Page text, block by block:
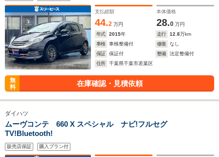
支払総額
44.2 万円
本体価格
28.0 万円
年式
2015年 走行 12.8万km
車検
車検整備付 修復
なし
保証
保証付 整備
法定整備付
住所
千葉県千葉市若葉区
無
料
在庫確認・見積依頼
ダイハツ
ムーヴコンテ 660 X スペシャル ナビ!フルセグ
TV!Bluetooth!
販売店保証 購入プラン付